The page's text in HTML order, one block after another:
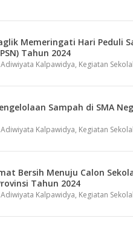
Memeringati Hari Peduli
Tahun 2024
Adiwiyata Kalpawidya, Kegiatan
Sampah di SMA
Adiwiyata Kalpawidya, Kegiatan
Bersih Menuju Calon
Tahun 2024
Adiwiyata Kalpawidya, Kegiatan